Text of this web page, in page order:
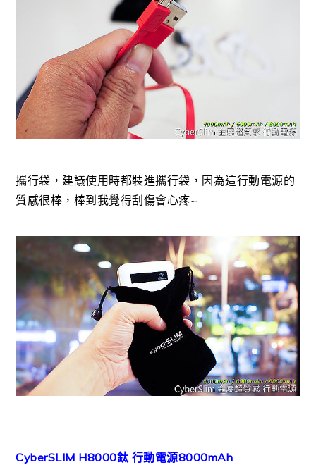
攜行袋，建議使用時都裝進攜行袋，因為這行動電源的
質感很棒，棒到我覺得刮傷會心疼~
CyberSLIM H8000鈦 行動電源8000mAh